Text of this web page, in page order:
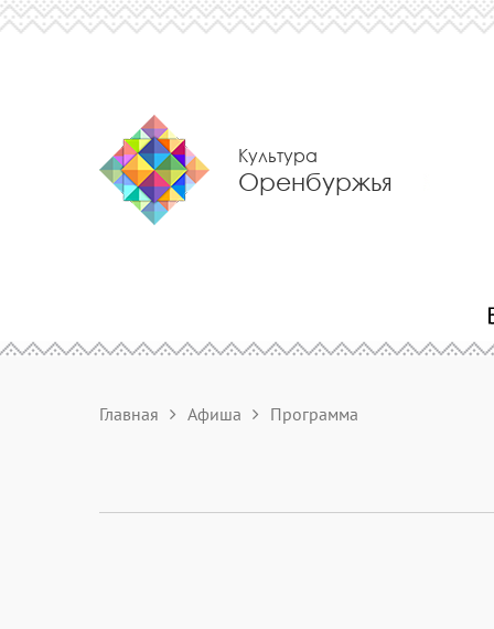
Культура
Оренбуржья
Главная Афиша Программа